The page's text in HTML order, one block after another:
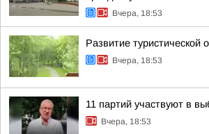
Вчера, 18:53
Развитие туристической
Вчера, 18:53
11 партий участвуют в
Вчера, 18:53